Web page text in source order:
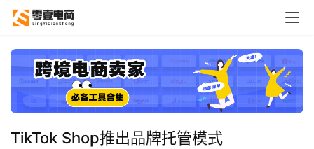
TikTok Shop推出品牌托管模式